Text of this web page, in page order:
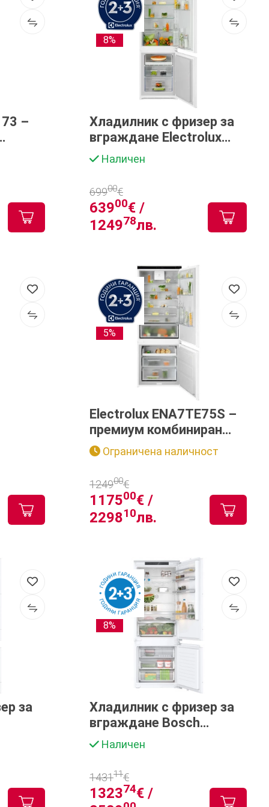
–
8%
Хладилник с фризер за
вграждане Electrolux
ENA6LE18S
Наличен
63900€ /
124978лв.
69900€
5%
Electrolux ENA7TE75S –
премиум комбиниран
хладилник с фризер за
вграждане
Ограничена наличност
117500€ /
229810лв.
124900€
за
8%
Хладилник с фризер за
вграждане Bosch
KBN96VFE0
Наличен
132374€ /
143111€